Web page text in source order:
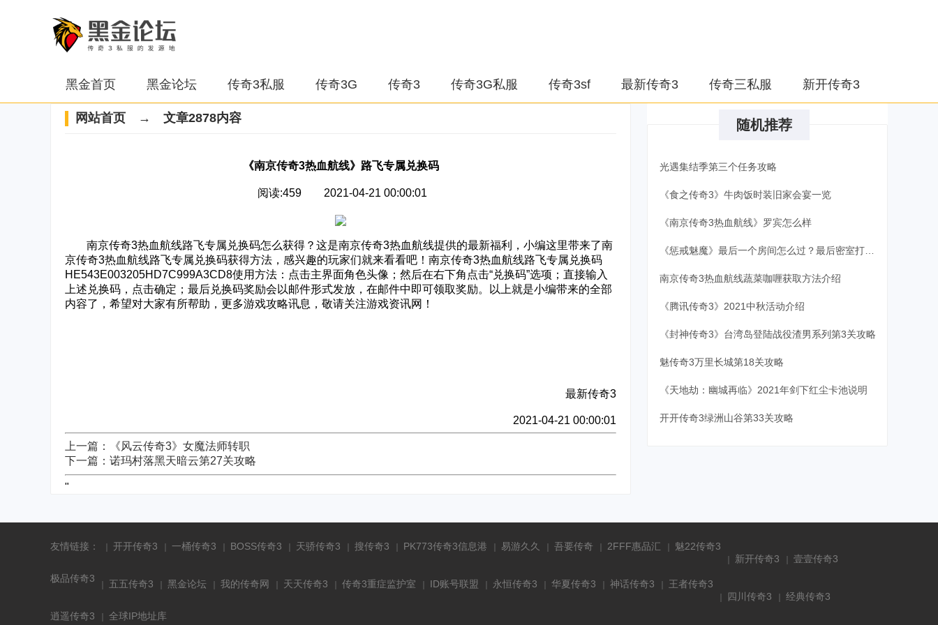
黑金首页 黑金论坛 传奇3私服 传奇3G 传奇3 传奇3G私服 传奇3sf 最新传奇3 传奇三私服 新开传奇3
网站首页 → 文章2878内容
《南京传奇3热血航线》路飞专属兑换码
阅读:459 2021-04-21 00:00:01
‌‍南京传奇3热血航线路飞专属兑换码怎么获得？这是南京传奇3热血航线提供的最新福利，小编这里带来了南
京传奇3热血航线路飞专属兑换码获得方法，感兴趣的玩家们就来看看吧！南京传奇3热血航线路飞专属兑换码
HE543E003205HD7C999A3CD8使用方法：点击主界面角色头像；然后在右下角点击“兑换码”选项；直接输入
上述兑换码，点击确定；最后兑换码奖励会以邮件形式发放，在邮件中即可领取奖励。以上就是小编带来的全部
内容了，希望对大家有所帮助，更多游戏攻略讯息，敬请关注游戏资讯网！
最新传奇3
2021-04-21 00:00:01
上一篇：《风云传奇3》女魔法师转职
下一篇：诺玛村落黑天暗云第27关攻略
"
随机推荐
光遇集结季第三个任务攻略
《食之传奇3》牛肉饭时装旧家会宴一览
《南京传奇3热血航线》罗宾怎么样
《惩戒魅魔》最后一个房间怎么过？最后密室打法攻略
南京传奇3热血航线蔬菜咖喱获取方法介绍
《腾讯传奇3》2021中秋活动介绍
《封神传奇3》台湾岛登陆战役渣男系列第3关攻略
魅传奇3万里长城第18关攻略
《天地劫：幽城再临》2021年剑下红尘卡池说明
开开传奇3绿洲山谷第33关攻略
友情链接： 开开传奇3 一桶传奇3 BOSS传奇3 天骄传奇3 搜传奇3 PK773传奇3信息港 易游久久 吾要传奇 2FFF惠品汇
魅22传奇3
新开传奇3
壹壹传奇3
极品传奇3
五五传奇3 黑金论坛 我的传奇网 天天传奇3 传奇3重症监护室 ID账号联盟 永恒传奇3 华夏传奇3 神话传奇3
王者传奇3
四川传奇3
经典传奇3
逍遥传奇3
全球IP地址库